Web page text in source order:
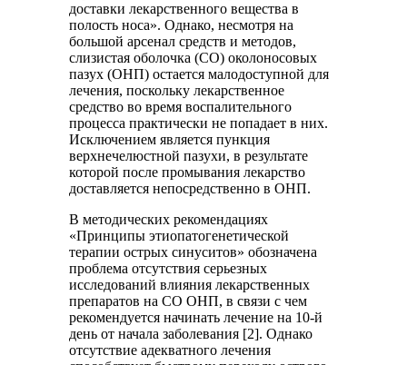
доставки лекарственного вещества в
полость носа». Однако, несмотря на
большой арсенал средств и методов,
слизистая оболочка (СО) околоносовых
пазух (ОНП) остается малодоступной для
лечения, поскольку лекарственное
средство во время воспалительного
процесса практически не попадает в них.
Исключением является пункция
верхнечелюстной пазухи, в результате
которой после промывания лекарство
доставляется непосредственно в ОНП.
В методических рекомендациях
«Принципы этиопатогенетической
терапии острых синуситов» обозначена
проблема отсутствия серьезных
исследований влияния лекарственных
препаратов на СО ОНП, в связи с чем
рекомендуется начинать лечение на 10-й
день от начала заболевания [2]. Однако
отсутствие адекватного лечения